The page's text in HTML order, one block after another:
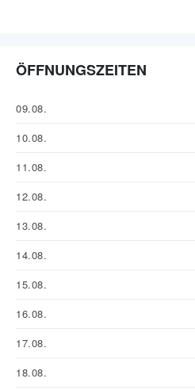
ÖFFNUNGSZEITEN
09.08.
10.08.
11.08.
12.08.
13.08.
14.08.
15.08.
16.08.
17.08.
18.08.